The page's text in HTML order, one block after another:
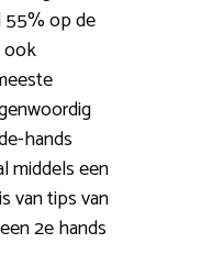
55% op de
ook
hands
middels een
van tips van
2e hands